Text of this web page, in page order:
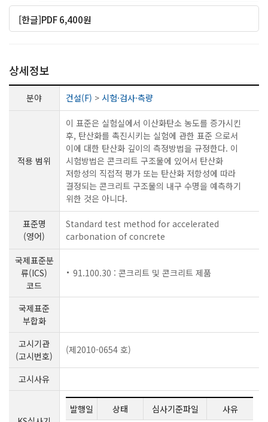
[한글]PDF 6,400원
상세정보
분야 건설(F) > 시험·검사·측량
적용 범위
이 표준은 실험실에서 이산화탄소 농도를 증가시킨
후, 탄산화를 촉진시키는 실험에 관한 표준 으로서
이에 대한 탄산화 깊이의 측정방법을 규정한다. 이
시험방법은 콘크리트 구조물에 있어서 탄산화
저항성의 직접적 평가 또는 탄산화 저항성에 따라
결정되는 콘크리트 구조물의 내구 수명을 예측하기
위한 것은 아니다.
표준명
(영어)
Standard test method for accelerated
carbonation of concrete
국제표준분
류(ICS)
코드
91.100.30 : 콘크리트 및 콘크리트 제품
국제표준
부합화
고시기관
(고시번호)
(제2010-0654 호)
고시사유
발행일 상태 심사기준파일 사유